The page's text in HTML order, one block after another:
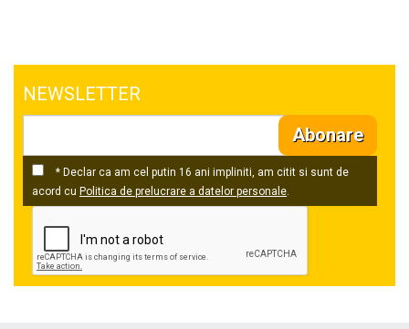
NEWSLETTER
Abonare
* Declar ca am cel putin 16 ani impliniti, am citit si sunt de
acord cu Politica de prelucrare a datelor personale.